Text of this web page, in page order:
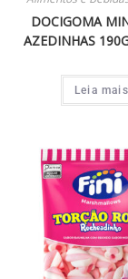
DOCIGOMA
AZEDINHAS
Leia mais